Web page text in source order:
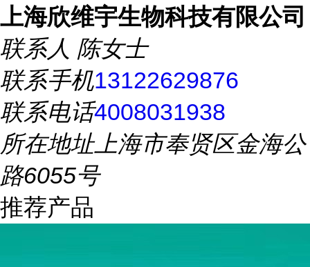
上海欣维宇生物科技有限公司
联系人 陈女士
联系手机13122629876
联系电话4008031938
所在地址上海市奉贤区金海公
路6055号
推荐产品